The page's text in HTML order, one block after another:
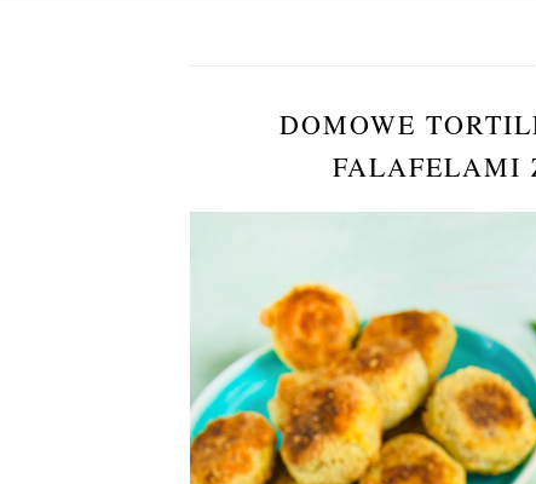
DOMOWE
FALAFELAMI